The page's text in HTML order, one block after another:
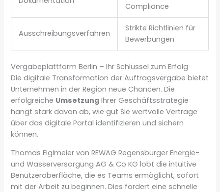
Compliance
Ausschreibungsverfahren
Strikte Richtlinien für
Bewerbungen
Vergabeplattform Berlin – Ihr Schlüssel zum Erfolg
Die digitale Transformation der Auftragsvergabe bietet
Unternehmen in der Region neue Chancen. Die
erfolgreiche Umsetzung Ihrer Geschäftsstrategie
hängt stark davon ab, wie gut Sie wertvolle Verträge
über das digitale Portal identifizieren und sichern
können.
Thomas Eiglmeier von REWAG Regensburger Energie-
und Wasserversorgung AG & Co KG lobt die intuitive
Benutzeroberfläche, die es Teams ermöglicht, sofort
mit der Arbeit zu beginnen. Dies fördert eine schnelle